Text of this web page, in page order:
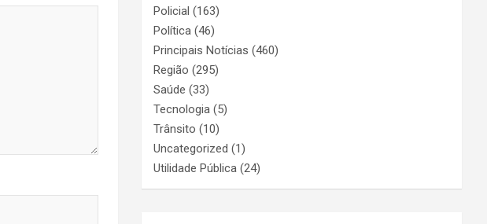
Policial (163)
Política (46)
Principais Notícias (460)
Região (295)
Saúde (33)
Tecnologia (5)
Trânsito (10)
Uncategorized (1)
Utilidade Pública (24)